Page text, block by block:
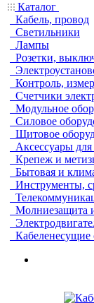
Каталог
Кабель, провод
Светильники
Лампы
Розетки,
Контроль,
Счетчики
Модульное
Силовое
Щитовое
Аксессуары
Крепеж и
Бытовая и
Инструменты,
Молниезащита
Кабеленесущие